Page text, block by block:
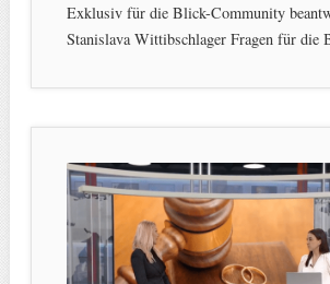
Exklusiv für die Blick-Community
Stanislava Wittibschlager Fragen für die